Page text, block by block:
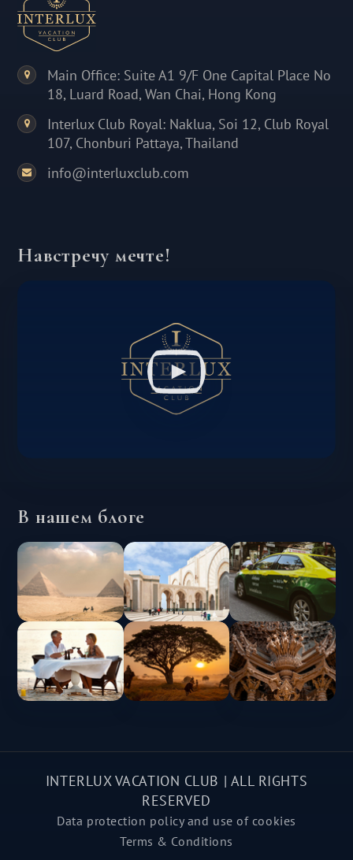
Main Office: Suite A1 9/F One Capital Place No
18, Luard Road, Wan Chai, Hong Kong
Interlux Club Royal: Naklua, Soi 12, Club Royal
107, Chonburi Pattaya, Thailand
info@interluxclub.com
Навстречу мечте!
В нашем блоге
INTERLUX VACATION CLUB | ALL RIGHTS
RESERVED
Data protection policy and use of cookies
Terms & Conditions